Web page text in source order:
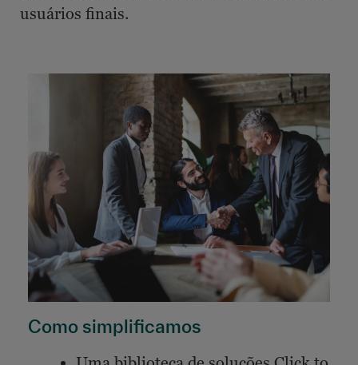
usuários finais.
Como simplificamos